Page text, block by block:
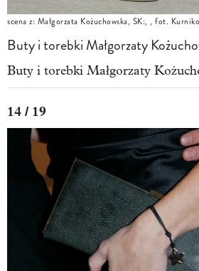
scena z: Małgorzata Kożuchowska, SK:, , fot.
Buty i torebki Małgorzaty
Buty i torebki Małgorzaty
14 / 19